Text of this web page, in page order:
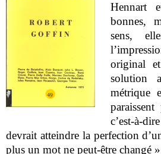
Hennart
bonnes,
sens,
original
solution
métrique
c’est-à-
devrait atteindre la perfection
plus un mot ne peut-être changé